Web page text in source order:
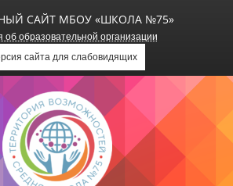
САЙТ МБОУ «ШКОЛА №75»
об образовательной организации
сайта для слабовидящих